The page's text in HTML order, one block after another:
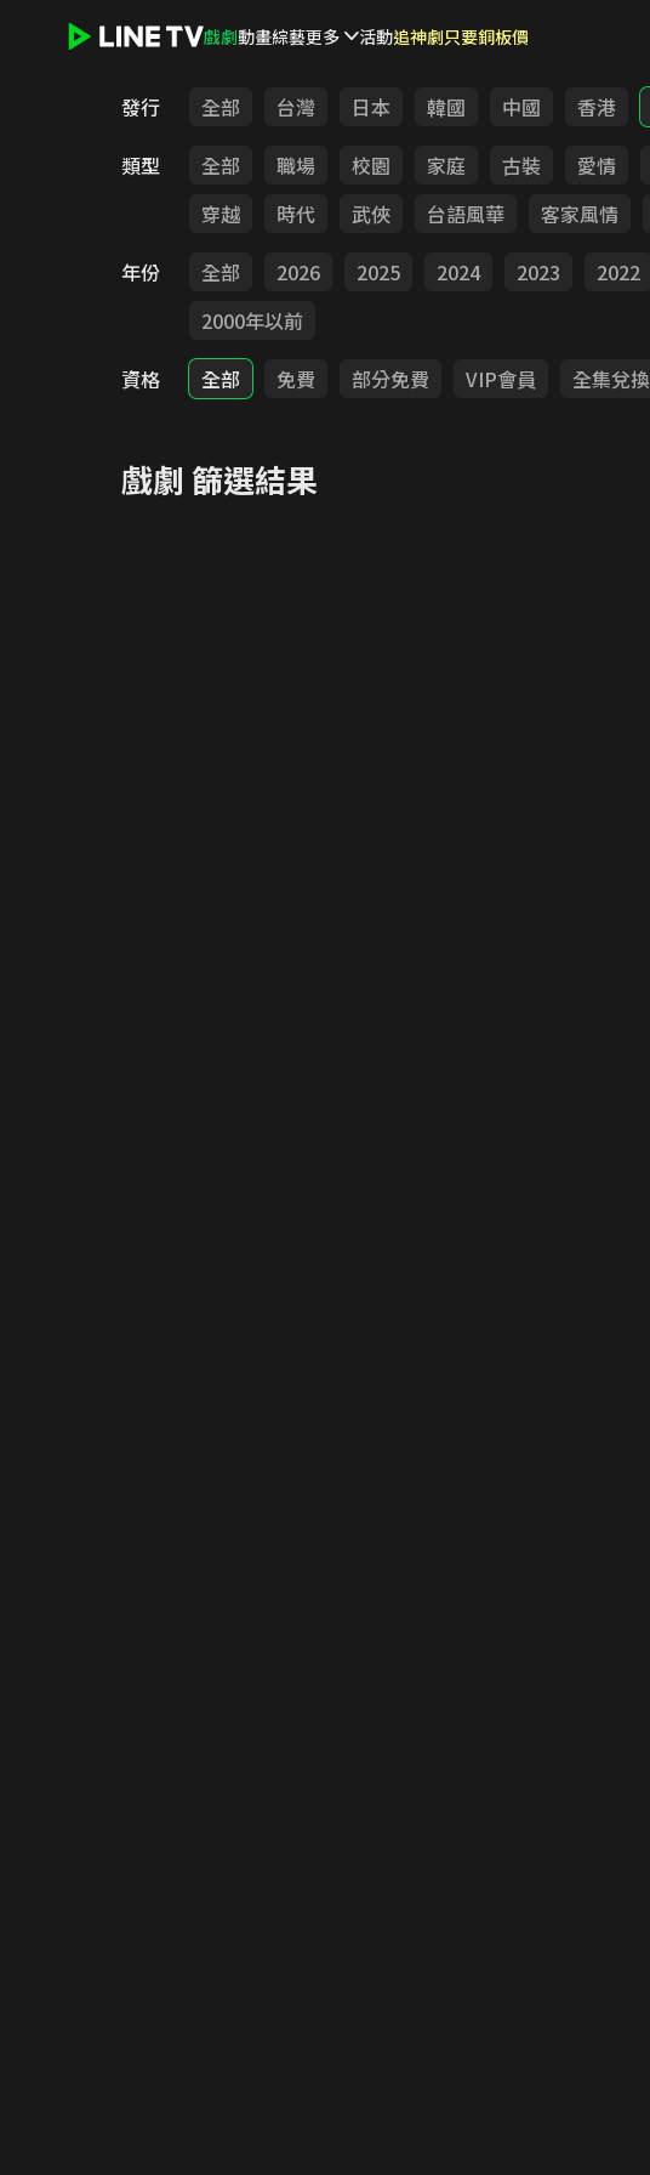
戲劇動畫綜藝更多 活動追神劇只要銅板價
發行 全部 台灣 日本 韓國 中國 香港
類型
全部 職場 校園 家庭 古裝 愛情
穿越
時代 武俠 台語風華 客家風情
年份
全部 2026 2025 2024 2023 2022
2000年以前
資格
全部 免費 部分免費 VIP會員 全集兌換
戲劇 篩選結果